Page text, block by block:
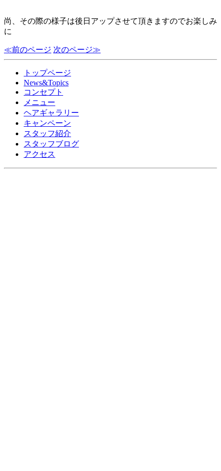
尚、その際の様子は後日アップさせて頂きますのでお楽しみ
に
≪前のページ 次のページ≫
トップページ
News&Topics
コンセプト
メニュー
ヘアギャラリー
キャンペーン
スタッフ紹介
スタッフブログ
アクセス